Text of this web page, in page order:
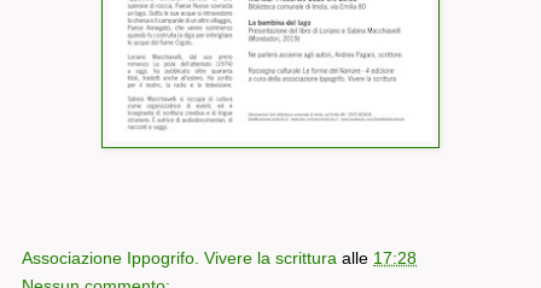
Associazione Ippogrifo. Vivere la scrittura alle 17:28